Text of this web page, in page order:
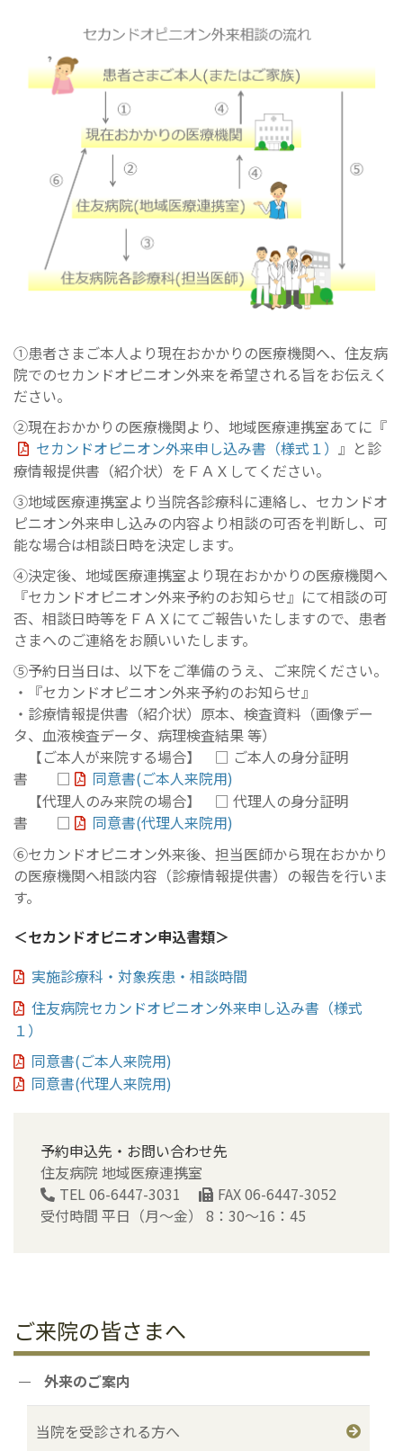
①患者さまご本人より現在おかかりの医療機関へ、住友病
院でのセカンドオピニオン外来を希望される旨をお伝えく
ださい。
②現在おかかりの医療機関より、地域医療連携室あてに『
セカンドオピニオン外来申し込み書（様式１） 』と診
療情報提供書（紹介状）をＦＡＸしてください。
③地域医療連携室より当院各診療科に連絡し、セカンドオ
ピニオン外来申し込みの内容より相談の可否を判断し、可
能な場合は相談日時を決定します。
④決定後、地域医療連携室より現在おかかりの医療機関へ
『セカンドオピニオン外来予約のお知らせ』にて相談の可
否、相談日時等をＦＡＸにてご報告いたしますので、患者
さまへのご連絡をお願いいたします。
⑤予約日当日は、以下をご準備のうえ、ご来院ください。
・『セカンドオピニオン外来予約のお知らせ』
・診療情報提供書（紹介状）原本、検査資料（画像デー
タ、血液検査データ、病理検査結果 等）
【ご本人が来院する場合】 □ ご本人の身分証明
書 □
同意書(ご本人来院用)
【代理人のみ来院の場合】 □ 代理人の身分証明
書 □
同意書(代理人来院用)
⑥セカンドオピニオン外来後、担当医師から現在おかかり
の医療機関へ相談内容（診療情報提供書）の報告を行いま
す。
＜セカンドオピニオン申込書類＞
実施診療科・対象疾患・相談時間
住友病院セカンドオピニオン外来申し込み書（様式
１）
同意書(ご本人来院用)
同意書(代理人来院用)
予約申込先・お問い合わせ先
住友病院 地域医療連携室
TEL 06-6447-3031
FAX 06-6447-3052
受付時間 平日（月～金） 8：30～16：45
ご来院の皆さまへ
外来のご案内
当院を受診される方へ